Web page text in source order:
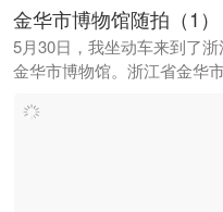
金华市博物馆随拍（1）
5月30日，我坐动车来到了
金华市博物馆。浙江省金华